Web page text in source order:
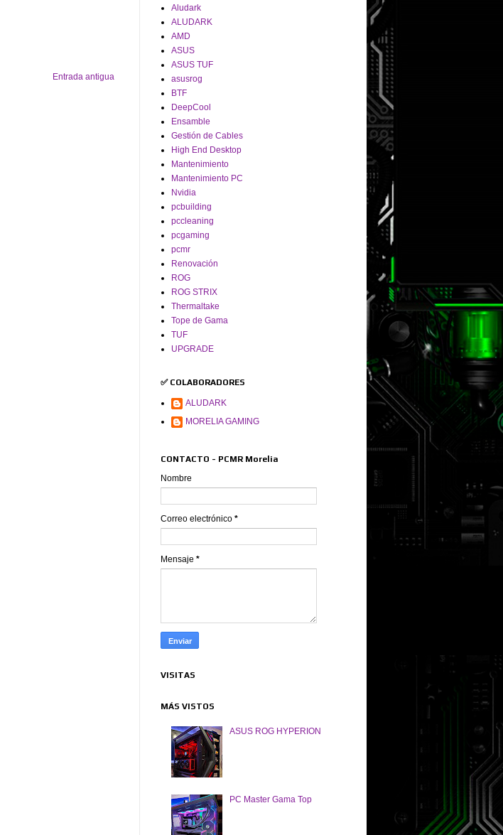
Entrada antigua
Aludark
ALUDARK
AMD
ASUS
ASUS TUF
asusrog
BTF
DeepCool
Ensamble
Gestión de Cables
High End Desktop
Mantenimiento
Mantenimiento PC
Nvidia
pcbuilding
pccleaning
pcgaming
pcmr
Renovación
ROG
ROG STRIX
Thermaltake
Tope de Gama
TUF
UPGRADE
✅ COLABORADORES
ALUDARK
MORELIA GAMING
CONTACTO - PCMR Morelia
Nombre
Correo electrónico *
Mensaje *
VISITAS
MÁS VISTOS
ASUS ROG HYPERION
PC Master Gama Top